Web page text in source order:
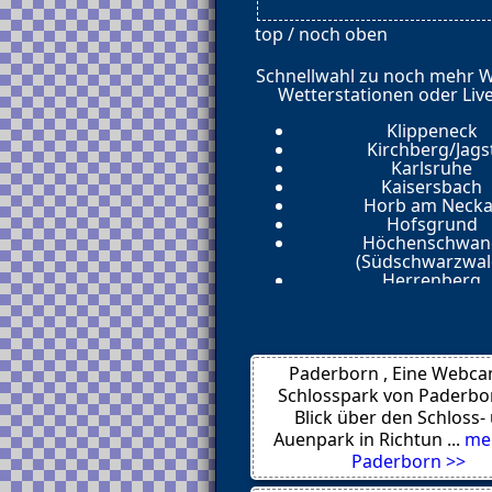
top / noch oben
Schnellwahl zu noch mehr
Wetterstationen oder
Klippeneck
Kirchberg/
Karlsruhe
Kaisersbach
Horb am
Hofsgrund
Herrenberg
Gütenbach
Gernsbach
Gengenbach
Geislingen a. d.
Fützen
Furtwangen
Friedrichshafen
Konstanz
Paderborn , Eine
Schlosspark von
Blick über den Schloss-
Auenpark in Richtun ...
Paderborn >>